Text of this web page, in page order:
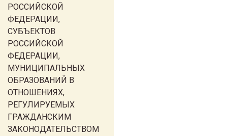
РОССИЙСКОЙ
ФЕДЕРАЦИИ,
СУБЪЕКТОВ
РОССИЙСКОЙ
ФЕДЕРАЦИИ,
МУНИЦИПАЛЬНЫХ
ОБРАЗОВАНИЙ В
ОТНОШЕНИЯХ,
РЕГУЛИРУЕМЫХ
ГРАЖДАНСКИМ
ЗАКОНОДАТЕЛЬСТВОМ